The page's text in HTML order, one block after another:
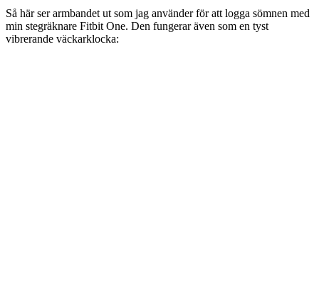
Så här ser armbandet ut som jag använder för att logga sömnen med
min stegräknare Fitbit One. Den fungerar även som en tyst
vibrerande väckarklocka: